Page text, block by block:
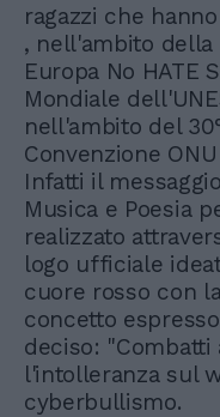
ragazzi che
, nell'ambito della
Europa No HATE
Mondiale
nell'ambito del
Convenzione
Infatti il
Musica e Poesia
realizzato
logo ufficiale
cuore rosso con
concetto
deciso:
l'intolleranza sul
cyberbullismo.